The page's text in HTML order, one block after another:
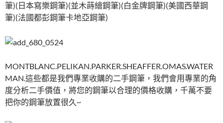
筆)(日本寫樂鋼筆)(並木蒔繪鋼筆)(白金牌鋼筆)(美國西華鋼
筆)(法國都彭鋼筆卡地亞鋼筆)
MONTBLANC.PELIKAN.PARKER.SHEAFFER.OMAS.WATER
MAN.這些都是我們專業收購的二手鋼筆，我們會用專業的角
度分析二手價值，將您的鋼筆以合理的價格收購，千萬不要
把你的鋼筆放置很久~